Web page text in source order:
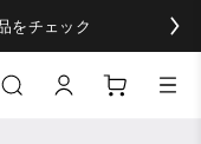
をチェック